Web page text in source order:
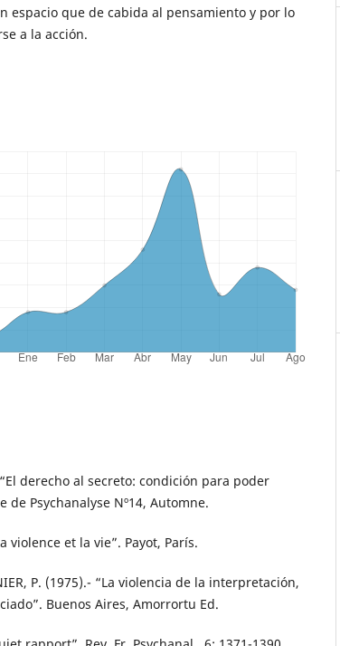
espacio que de cabida al pensamiento y por lo
a la acción.
“El derecho al secreto: condición para poder
de Psychanalyse Nº14, Automne.
violence et la vie”. Payot, París.
P. (1975).- “La violencia de la interpretación,
Buenos Aires, Amorrortu Ed.